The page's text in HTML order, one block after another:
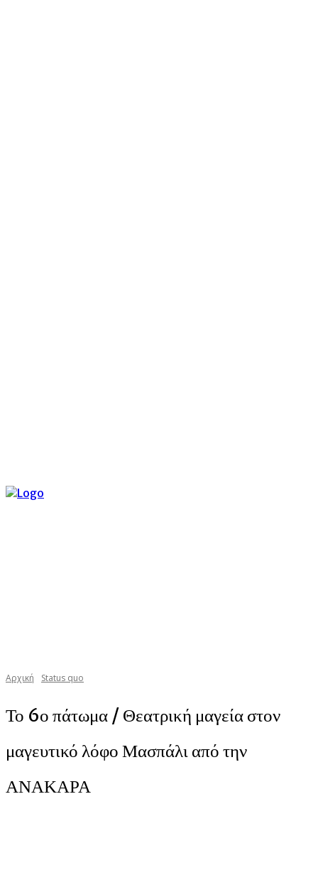
Αρχική Status quo
Το 6ο πάτωμα / Θεατρική μαγεία στον
μαγευτικό λόφο Μασπάλι από την
ΑΝΑΚΑΡΑ